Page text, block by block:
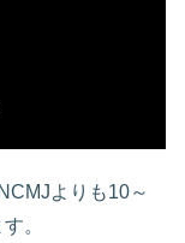
よりも10～
。